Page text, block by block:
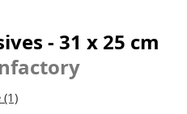
- 31 x 25 cm
(1)